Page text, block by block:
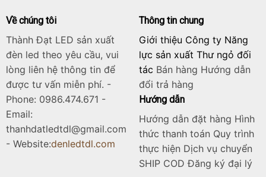
Về chúng tôi
Thành Đạt LED sản xuất
đèn led theo yêu cầu, vui
lòng liên hệ thông tin để
được tư vấn miễn phí. -
Phone: 0986.474.671 -
Email:
thanhdatledtdl@gmail.com
- Website:denledtdl.com
Thông tin chung
Giới thiệu Công ty Năng
lực sản xuất Thư ngỏ đối
tác Bán hàng Hướng dẫn
đổi trả hàng
Hướng dẫn
Hướng dẫn đặt hàng Hình
thức thanh toán Quy trình
thực hiện Dịch vụ chuyển
SHIP COD Đăng ký đại lý